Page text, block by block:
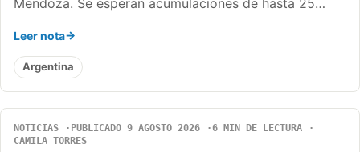
Leer nota
Argentina
NOTICIAS PUBLICADO 9 AGOSTO 2026
6 MIN DE LECTURA
CAMILA TORRES